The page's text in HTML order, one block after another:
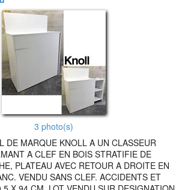
3 photo(s)
DE MARQUE KNOLL A UN CLASSEUR
A CLEF EN BOIS STRATIFIE DE
PLATEAU AVEC RETOUR A DROITE EN
VENDU SANS CLEF. ACCIDENTS ET